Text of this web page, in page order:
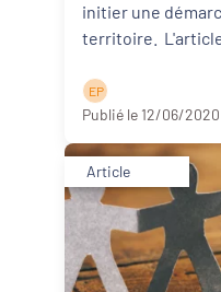
initier une
territoire. L'article
E P
Publié le 12/06/2020
Article